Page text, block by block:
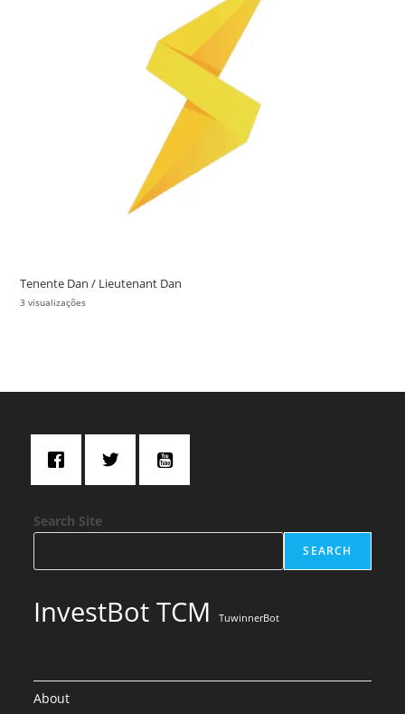
Tenente Dan / Lieutenant Dan
3 visualizações
Search Site
SEARCH
InvestBot TCM TuwinnerBot
About